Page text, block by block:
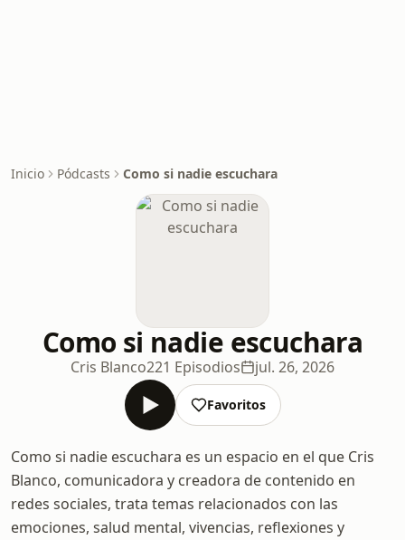
Inicio Pódcasts Como si nadie escuchara
Como si nadie escuchara
Cris Blanco221 Episodios jul. 26, 2026
Favoritos
Como si nadie escuchara es un espacio en el que Cris
Blanco, comunicadora y creadora de contenido en
redes sociales, trata temas relacionados con las
emociones, salud mental, vivencias, reflexiones y